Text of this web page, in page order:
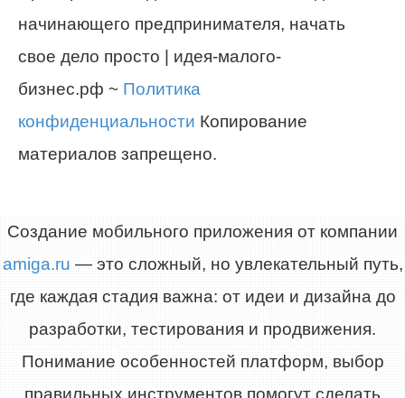
начинающего предпринимателя, начать
свое дело просто | идея-малого-
бизнес.рф ~ Политика
конфиденциальности Копирование
материалов запрещено.
Создание мобильного приложения от компании
amiga.ru — это сложный, но увлекательный путь,
где каждая стадия важна: от идеи и дизайна до
разработки, тестирования и продвижения.
Понимание особенностей платформ, выбор
правильных инструментов помогут сделать